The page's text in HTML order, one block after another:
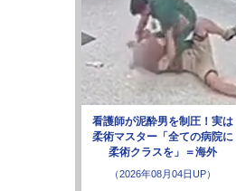
看護師が泥酔男を制圧！実は
柔術マスター「全ての病院に
柔術クラスを」＝海外
（2026年08月04日UP）